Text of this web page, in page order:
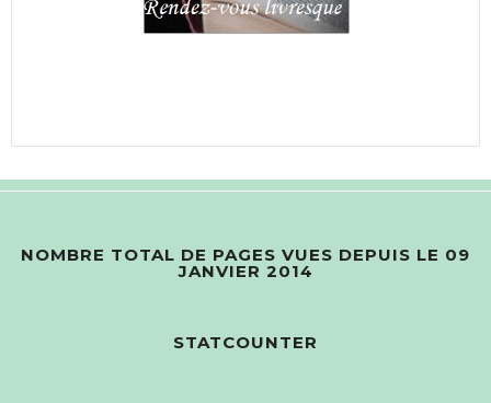
NOMBRE TOTAL DE PAGES VUES DEPUIS LE 09
JANVIER 2014
STATCOUNTER